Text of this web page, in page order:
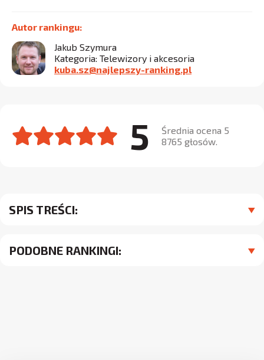
SPIS TREŚCI:
PODOBNE RANKINGI:
Autor rankingu:
Jakub Szymura
Kategoria: Telewizory i akcesoria
kuba.sz@najlepszy-ranking.pl
5
Średnia ocena 5
8765 głosów.